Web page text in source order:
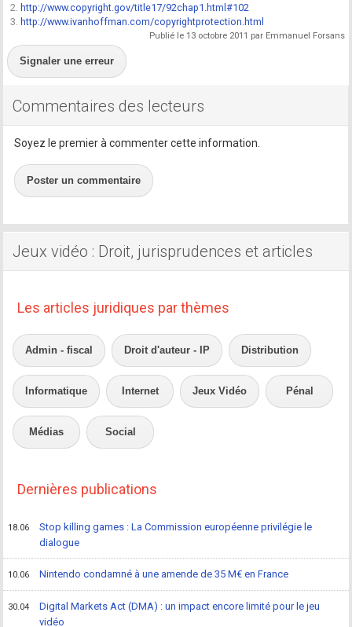
2.http://www.copyright.gov/title17/92chap1.html#102
3. http://www.ivanhoffman.com/copyrightprotection.html
Publié le 13 octobre 2011 par Emmanuel Forsans
Signaler une erreur
Commentaires des lecteurs
Soyez le premier à commenter cette information.
Poster un commentaire
Jeux vidéo : Droit, jurisprudences et articles
Les articles juridiques par thèmes
Admin - fiscal Droit d'auteur - IP Distribution
Informatique Internet Jeux Vidéo Pénal
Médias Social
Dernières publications
18.06
Stop killing games : La Commission européenne privilégie le
dialogue
10.06 Nintendo condamné à une amende de 35 M€ en France
30.04
Digital Markets Act (DMA) : un impact encore limité pour le jeu
vidéo